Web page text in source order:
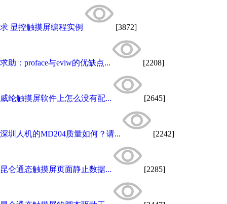
求 显控触摸屏编程实例 [3872]
求助：proface与eviw的优缺点... [2208]
威纶触摸屏软件上怎么没有配... [2645]
深圳人机的MD204质量如何？请... [2242]
昆仑通态触摸屏页面静止数据... [2285]